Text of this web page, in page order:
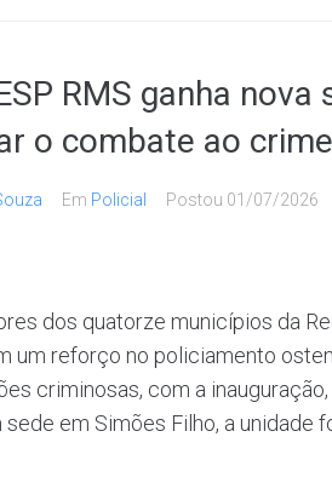
RMS ganha
o combate ao
Em Policial Postou 01/07/2026
dos quatorze municípios da
um reforço no policiamento
criminosas, com a
sede em Simões Filho, a unidade